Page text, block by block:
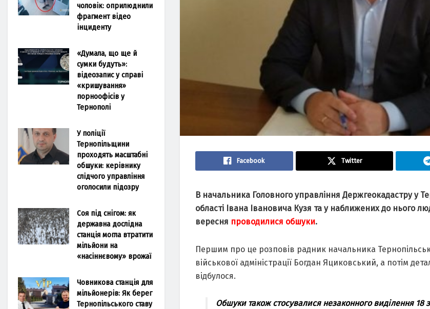
Facebook Twitter
В начальника Головного управління Держгеокадастру у
області Івана Івановича Кузя та у наближених до нього
вересня проводилися обшуки.
Першим про це розповів радник начальника
військової адміністрації Богдан Яциковський, а потім
відбулося.
Обшуки також стосувалися незаконного виділення 18
чоловік: оприлюднили
фрагмент відео
інциденту
«Думала, що ще й
сумки будуть»:
відеозапис у справі
«кришування»
порноофісів у
Тернополі
У поліції
Тернопільщини
проходять масштабні
обшуки: керівнику
слідчого управління
оголосили підозру
Соя під снігом: як
державна дослідна
станція могла втратити
мільйони на
«насіннєвому» врожаї
Човникова станція для
мільйонерів: Як берег
Тернопільського ставу